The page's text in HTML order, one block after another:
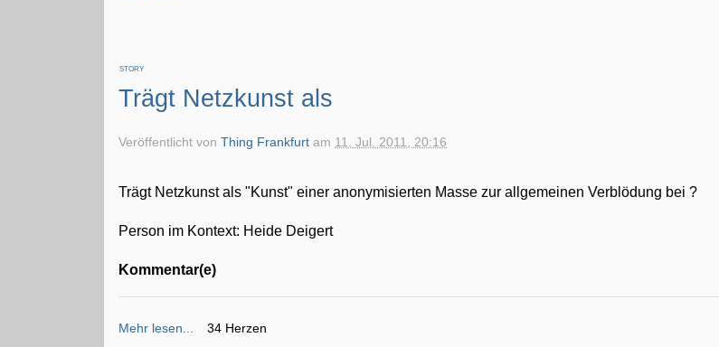
STORY
Trägt Netzkunst als
Veröffentlicht vonThing Frankfurt am 11. Jul. 2011, 20:16
Trägt Netzkunst als "Kunst" einer anonymisierten Masse zur allgemeinen Verblödung bei ?
Person im Kontext: Heide Deigert
Kommentar(e)
Mehr lesen... 34 Herzen